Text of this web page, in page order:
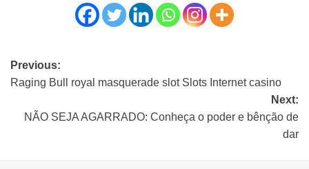
Previous:
Raging Bull royal masquerade slot Slots Internet casino
Next:
NÃO SEJA AGARRADO: Conheça o poder e bênção de
dar